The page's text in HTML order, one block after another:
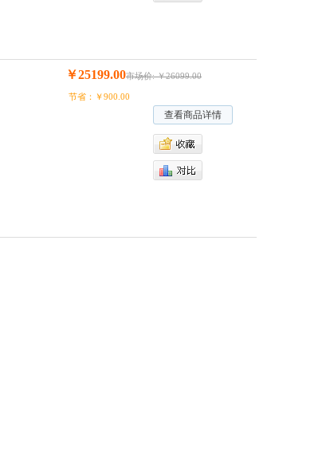
￥25199.00市场价: ￥26099.00
节省：￥900.00
查看商品详情